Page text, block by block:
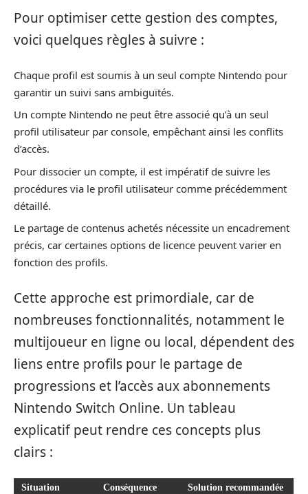
Pour optimiser cette gestion des comptes,
voici quelques règles à suivre :
Chaque profil est soumis à un seul compte Nintendo pour
garantir un suivi sans ambiguïtés.
Un compte Nintendo ne peut être associé qu’à un seul
profil utilisateur par console, empêchant ainsi les conflits
d’accès.
Pour dissocier un compte, il est impératif de suivre les
procédures via le profil utilisateur comme précédemment
détaillé.
Le partage de contenus achetés nécessite un encadrement
précis, car certaines options de licence peuvent varier en
fonction des profils.
Cette approche est primordiale, car de
nombreuses fonctionnalités, notamment le
multijoueur en ligne ou local, dépendent des
liens entre profils pour le partage de
progressions et l’accès aux abonnements
Nintendo Switch Online. Un tableau
explicatif peut rendre ces concepts plus
clairs :
Situation Conséquence Solution recommandée